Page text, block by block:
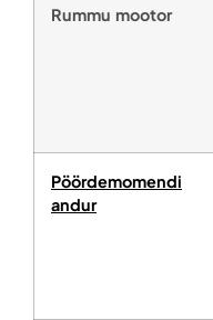
Rummu mootor
Pöördemomendi
andur